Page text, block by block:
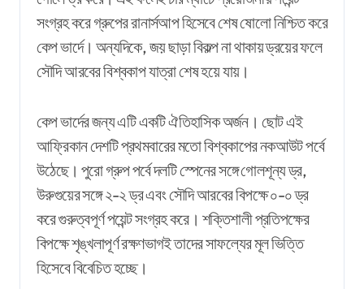
সংগ্রহ করে গ্রুপের রানার্সআপ হিসেবে শেষ ষোলো নিশ্চিত করে
কেপ ভার্দে। অন্যদিকে, জয় ছাড়া বিকল্প না থাকায় ড্রয়ের ফলে
সৌদি আরবের বিশ্বকাপ যাত্রা শেষ হয়ে যায়।
কেপ ভার্দের জন্য এটি একটি ঐতিহাসিক অর্জন। ছোট এই
আফ্রিকান দেশটি প্রথমবারের মতো বিশ্বকাপের নকআউট পর্বে
উঠেছে। পুরো গ্রুপ পর্বে দলটি স্পেনের সঙ্গে গোলশূন্য ড্র,
উরুগুয়ের সঙ্গে ২-২ ড্র এবং সৌদি আরবের বিপক্ষে ০-০ ড্র
করে গুরুত্বপূর্ণ পয়েন্ট সংগ্রহ করে। শক্তিশালী প্রতিপক্ষের
বিপক্ষে শৃঙ্খলাপূর্ণ রক্ষণভাগই তাদের সাফল্যের মূল ভিত্তি
হিসেবে বিবেচিত হচ্ছে।